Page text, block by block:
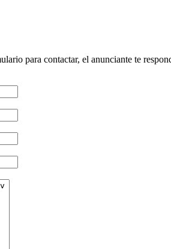
para contactar, el anunciante te